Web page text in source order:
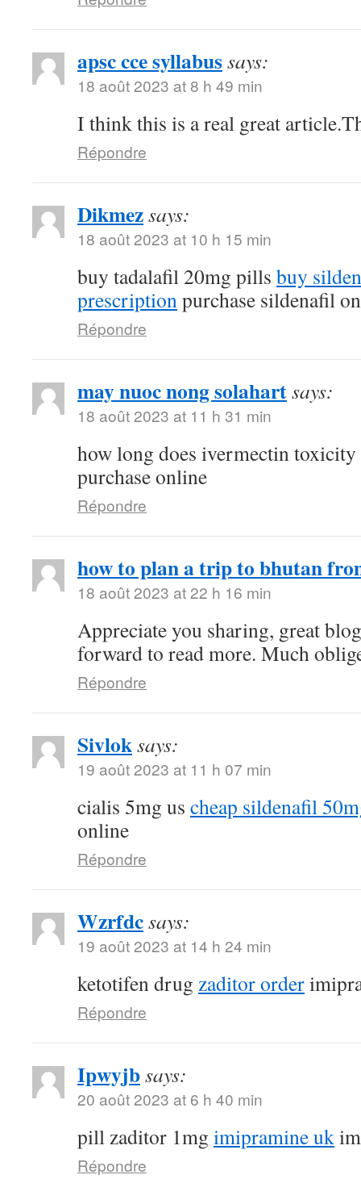
apsc cce syllabussays:
18 août 2023 at 8 h 49 min
I think this is a real great
Répondre
Dikmezsays:
18 août 2023 at 10 h 15 min
buy tadalafil 20mg pills buy
prescriptionpurchase sildenafil
Répondre
may nuoc nong solahartsays:
18 août 2023 at 11 h 31 min
how long does ivermectin
purchase online
Répondre
how to plan a trip to bhutan
18 août 2023 at 22 h 16 min
Appreciate you sharing, great
forward to read more. Much
Répondre
Sivloksays:
19 août 2023 at 11 h 07 min
cialis 5mg us cheap sildenafil
online
Répondre
Wzrfdcsays:
19 août 2023 at 14 h 24 min
ketotifen drug zaditor order
Répondre
Ipwyjbsays:
20 août 2023 at 6 h 40 min
pill zaditor 1mg imipramine uk
Répondre